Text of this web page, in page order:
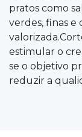
pratos como
verdes, finas e
estimular o
se o objetivo
reduzir a